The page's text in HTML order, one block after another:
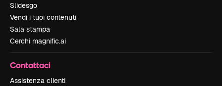
Slidesgo
Vendi i tuoi contenuti
Sala stampa
Cerchi magnific.ai
Contattaci
Assistenza clienti